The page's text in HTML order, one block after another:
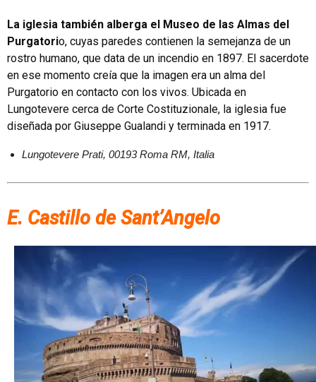
La iglesia también alberga el Museo de las Almas del
Purgatorio, cuyas paredes contienen la semejanza de un
rostro humano, que data de un incendio en 1897. El sacerdote
en ese momento creía que la imagen era un alma del
Purgatorio en contacto con los vivos. Ubicada en
Lungotevere cerca de Corte Costituzionale, la iglesia fue
diseñada por Giuseppe Gualandi y terminada en 1917.
Lungotevere Prati, 00193 Roma RM, Italia
E. Castillo de Sant’Angelo